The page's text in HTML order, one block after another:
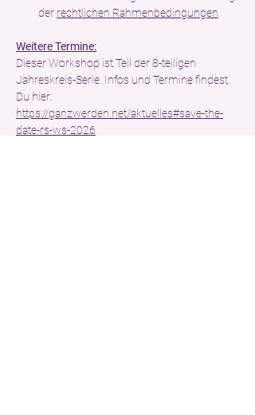
der rechtlichen Rahmenbedingungen
Weitere Termine:
Dieser Workshop ist Teil der 8-teiligen
Jahreskreis-Serie. Infos und Termine findest
Du hier:
https://ganzwerden.net/aktuelles#save-the-
date-rs-ws-2026